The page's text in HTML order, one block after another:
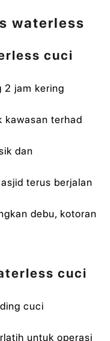
waterless
cuci
2 jam kering
kawasan terhad
dan
terus berjalan
debu, kotoran
cuci
cuci
untuk operasi